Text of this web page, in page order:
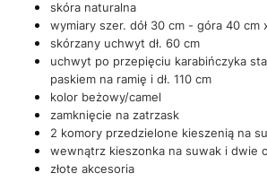
skóra naturalna
wymiary szer. dół 30 cm - góra 40 cm
skórzany uchwyt dł. 60 cm
uchwyt po przepięciu karabińczyka
paskiem na ramię i dł. 110 cm
kolor beżowy/camel
zamknięcie na zatrzask
2 komory przedzielone kieszenią na
wewnątrz kieszonka na suwak i dwie
złote akcesoria